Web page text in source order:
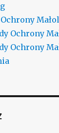
Ochrony
Ochrony